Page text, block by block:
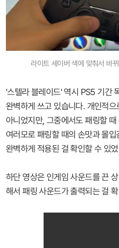
라이트 세이버 색에 맞춰서 바
'스텔라 블레이드' 역시 PS5 기간
완벽하게 쓰고 있습니다. 개인적
아니었지만, 그중에서도 패링할
여러모로 패링할 때의 손맛과 몰
완벽하게 적용된 걸 확인할 수 있
하단 영상은 인게임 사운드를 끈
해서 패링 사운드가 출력되는 걸